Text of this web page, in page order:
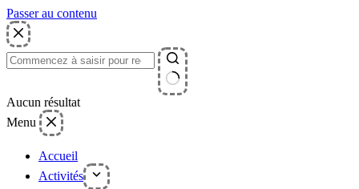
Passer au contenu
Aucun résultat
Menu
Accueil
Activités